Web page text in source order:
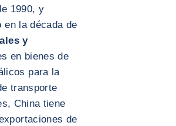
1990, y
en la década de
y
en bienes de
para la
transporte
China tiene
de